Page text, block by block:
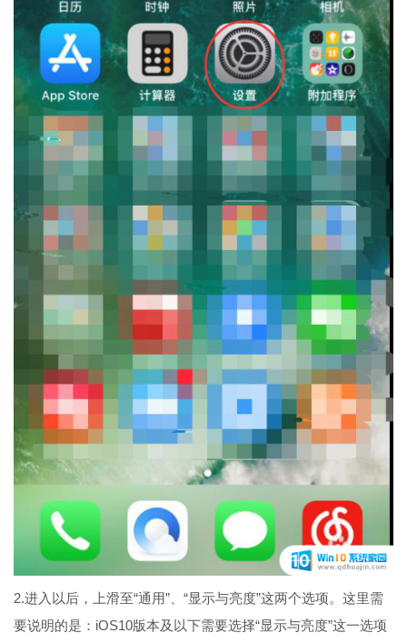
2.进入以后，上滑至“通用”、“显示与亮度”这两个选项。这里需
要说明的是：iOS10版本及以下需要选择“显示与亮度”这一选项